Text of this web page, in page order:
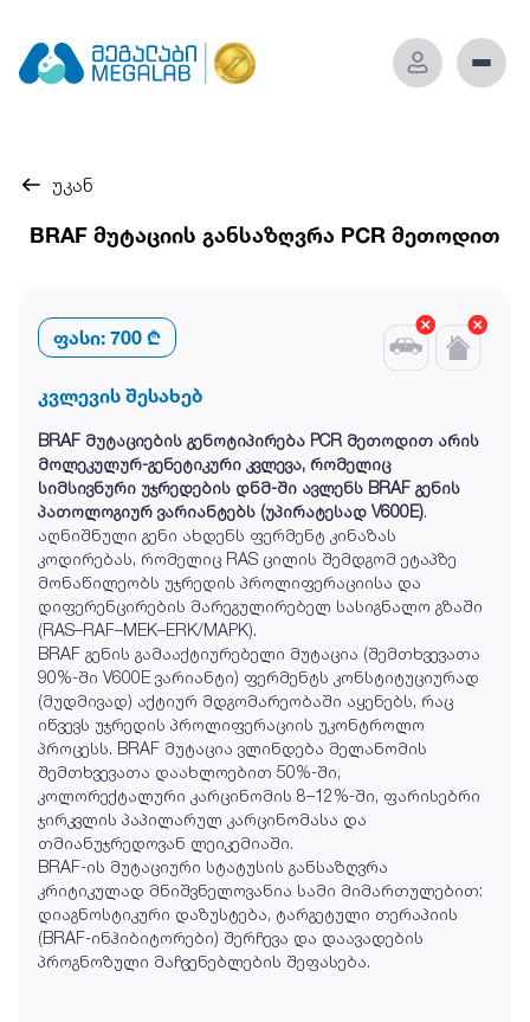
უკან
BRAF მუტაციის განსაზღვრა PCR მეთოდით
ფასი: 700 ₾
კვლევის შესახებ
BRAF მუტაციების გენოტიპირება PCR მეთოდით არის
მოლეკულურ-გენეტიკური კვლევა, რომელიც
სიმსივნური უჯრედების დნმ-ში ავლენს BRAF გენის
პათოლოგიურ ვარიანტებს (უპირატესად V600E).
აღნიშნული გენი ახდენს ფერმენტ კინაზას
კოდირებას, რომელიც RAS ცილის შემდგომ ეტაპზე
მონაწილეობს უჯრედის პროლიფერაციისა და
დიფერენცირების მარეგულირებელ სასიგნალო გზაში
(RAS–RAF–MEK–ERK/MAPK).
BRAF გენის გამააქტიურებელი მუტაცია (შემთხვევათა
90%-ში V600E ვარიანტი) ფერმენტს კონსტიტუციურად
(მუდმივად) აქტიურ მდგომარეობაში აყენებს, რაც
იწვევს უჯრედის პროლიფერაციის უკონტროლო
პროცესს. BRAF მუტაცია ვლინდება მელანომის
შემთხვევათა დაახლოებით 50%-ში,
კოლორექტალური კარცინომის 8–12%-ში, ფარისებრი
ჯირკვლის პაპილარულ კარცინომასა და
თმიანუჯრედოვან ლეიკემიაში.
BRAF-ის მუტაციური სტატუსის განსაზღვრა
კრიტიკულად მნიშვნელოვანია სამი მიმართულებით:
დიაგნოსტიკური დაზუსტება, ტარგეტული თერაპიის
(BRAF-ინჰიბიტორები) შერჩევა და დაავადების
პროგნოზული მაჩვენებლების შეფასება.